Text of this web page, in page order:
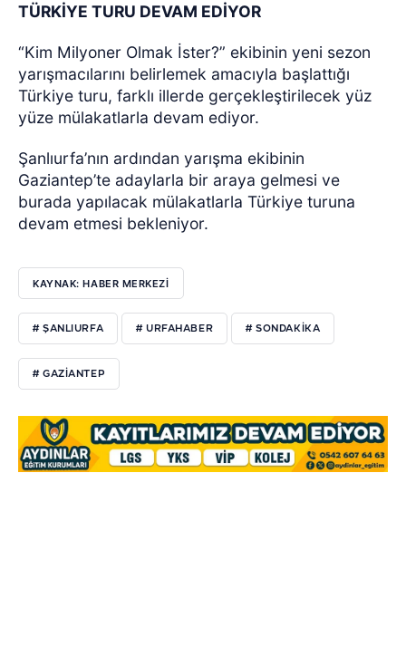
TÜRKİYE TURU DEVAM EDİYOR
“Kim Milyoner Olmak İster?” ekibinin yeni sezon
yarışmacılarını belirlemek amacıyla başlattığı
Türkiye turu, farklı illerde gerçekleştirilecek yüz
yüze mülakatlarla devam ediyor.
Şanlıurfa’nın ardından yarışma ekibinin
Gaziantep’te adaylarla bir araya gelmesi ve
burada yapılacak mülakatlarla Türkiye turuna
devam etmesi bekleniyor.
KAYNAK: HABER MERKEZI
# ŞANLIURFA # URFAHABER # SONDAKİKA
# GAZİANTEP